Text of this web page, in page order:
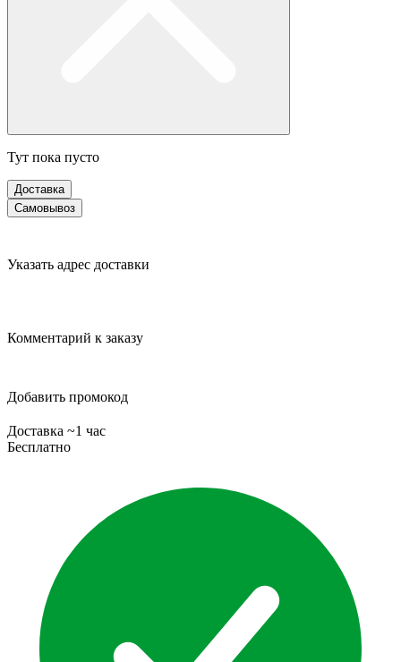
Тут пока пусто
Доставка
Самовывоз
Указать адрес доставки
Комментарий к заказу
Добавить промокод
Доставка ~1 час
Бесплатно